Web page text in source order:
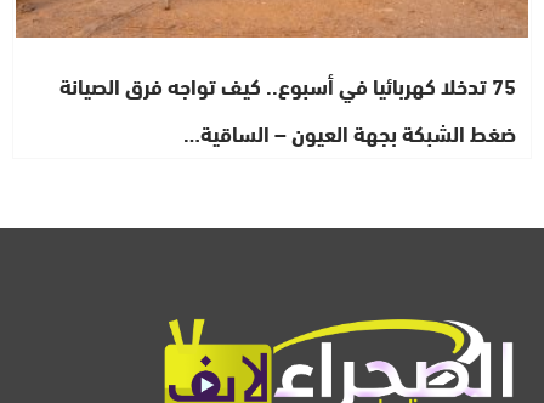
75 تدخلا كهربائيا في أسبوع.. كيف تواجه فرق الصيانة
ضغط الشبكة بجهة العيون – الساقية…